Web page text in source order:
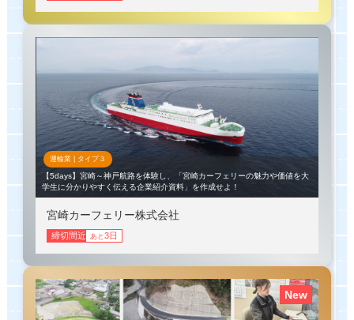
運輸業 | タイプ３
【5days】宮崎～神戸航路を体験し、「宮崎カーフェリーの魅力や価値を大
学生に分かりやすく伝える企業紹介資料」を作成せよ！
宮崎カーフェリー株式会社
締切間近 あと 3日
New